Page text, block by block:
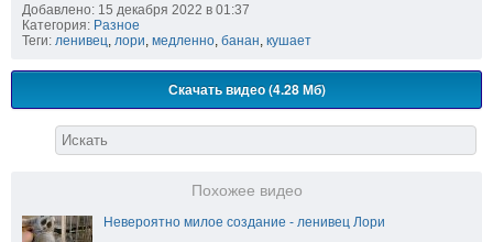
Добавлено: 15 декабря 2022 в 01:37
Категория: Разное
Теги: ленивец лори медленно банан кушает
Скачать видео (4.28 Мб)
Похожее видео
Невероятно милое создание - ленивец Лори